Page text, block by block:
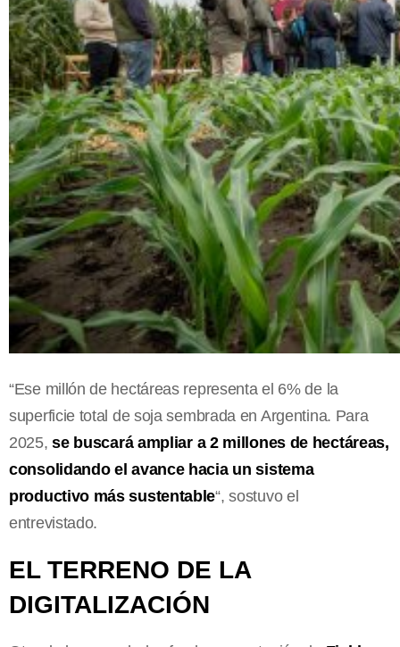
“Ese millón de hectáreas representa el 6% de la
superficie total de soja sembrada en Argentina. Para
2025,se buscará ampliar a 2 millones de hectáreas,
consolidando el avance hacia un sistema
productivo más sustentable“, sostuvo el
entrevistado.
EL TERRENO DE LA
DIGITALIZACIÓN